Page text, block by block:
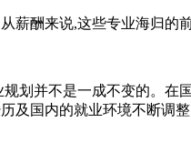
酬来说,这些专业海归的前
并不是一成不变的。在
及国内的就业环境不断调整